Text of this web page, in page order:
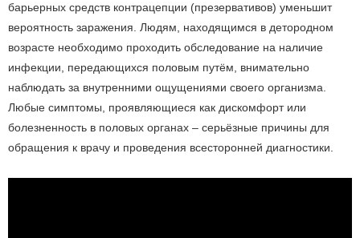
барьерных средств контрацепции (презервативов) уменьшит
вероятность заражения. Людям, находящимся в детородном
возрасте необходимо проходить обследование на наличие
инфекции, передающихся половым путём, внимательно
наблюдать за внутренними ощущениями своего организма.
Любые симптомы, проявляющиеся как дискомфорт или
болезненность в половых органах – серьёзные причины для
обращения к врачу и проведения всесторонней диагностики.